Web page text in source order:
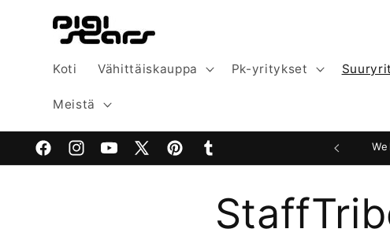
siirry
sisältöön
Koti Vähittäiskauppa Pk-yritykset
Meistä
FacebookInstagramYouTube
X
PinterestTumblr